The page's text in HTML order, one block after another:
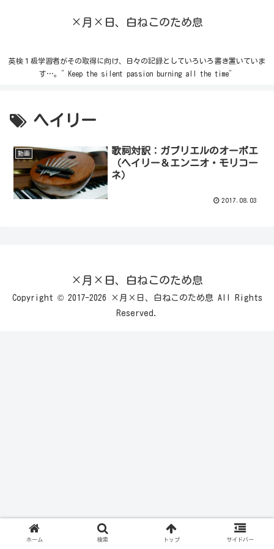
×月×日、白ねこのため息
英検１級学習者がその取得に向け、日々の記録としていろいろ書き置いていま
す…。”Keep the silent passion burning all the time”
ヘイリー
動画
歌詞対訳：ガブリエルのオーボエ
（ヘイリー＆エンニオ・モリコー
ネ）
2017.08.03
×月×日、白ねこのため息
Copyright © 2017-2026 ×月×日、白ねこのため息 All Rights
Reserved.
ホーム 検索 トップ サイドバー